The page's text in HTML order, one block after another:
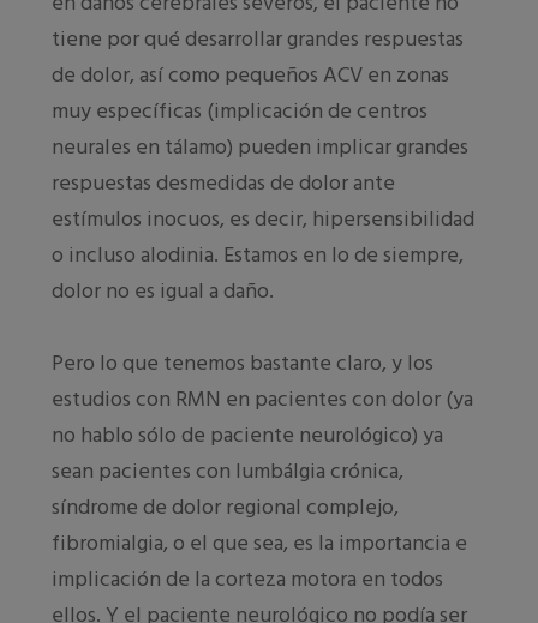
tiene por qué desarrollar grandes respuestas
de dolor, así como pequeños ACV en zonas
muy específicas (implicación de centros
neurales en tálamo) pueden implicar grandes
respuestas desmedidas de dolor ante
estímulos inocuos, es decir, hipersensibilidad
o incluso alodinia. Estamos en lo de siempre,
dolor no es igual a daño.
Pero lo que tenemos bastante claro, y los
estudios con RMN en pacientes con dolor (ya
no hablo sólo de paciente neurológico) ya
sean pacientes con lumbálgia crónica,
síndrome de dolor regional complejo,
fibromialgia, o el que sea, es la importancia e
implicación de la corteza motora en todos
ellos. Y el paciente neurológico no podía ser